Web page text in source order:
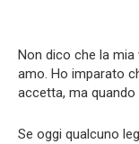
Non dico che la
amo. Ho imparato
accetta, ma
Se oggi qualcuno